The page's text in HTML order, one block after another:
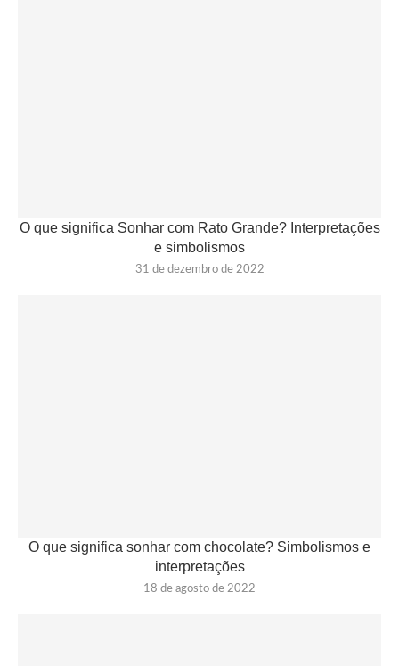
O que significa Sonhar com Rato Grande? Interpretações
e simbolismos
31 de dezembro de 2022
O que significa sonhar com chocolate? Simbolismos e
interpretações
18 de agosto de 2022